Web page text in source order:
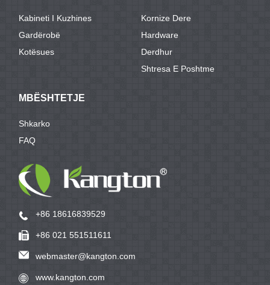
Kabineti I Kuzhines
Gardërobë
Kotësues
Kornize Dere
Hardware
Derdhur
Shtresa E Poshtme
MBËSHTETJE
Shkarko
FAQ
+86 18616839529
+86 021 551511611
webmaster@kangton.com
www.kangton.com